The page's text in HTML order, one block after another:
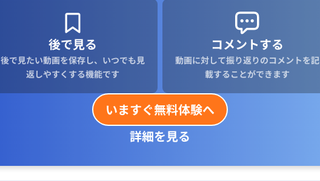
後で見る
後で見たい動画を保存し、いつでも見
返しやすくする機能です
コメントする
動画に対して振り返りのコメントを記
載することができます
いますぐ無料体験へ
詳細を見る